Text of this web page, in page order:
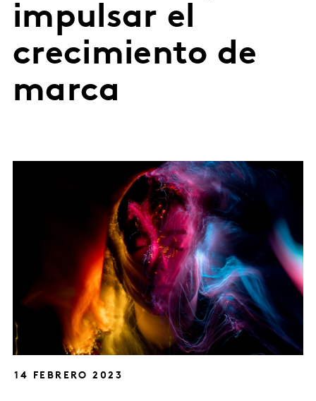
impulsar el
crecimiento de
marca
14 FEBRERO 2023